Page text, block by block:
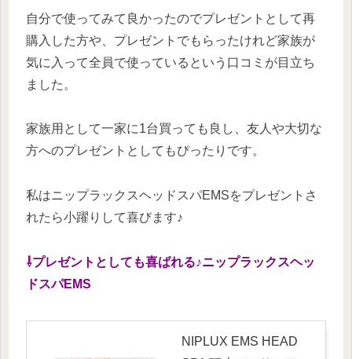
自分で使ってみて良かったのでプレゼントとして再
購入した方や、プレゼントでもらったけれど家族が
気に入って全員で使っているという口コミが目立ち
ました。
家族用として一家に1台買っても良し、友人や大切な
方へのプレゼントとしてもぴったりです。
私はニップラックスヘッドスパEMSをプレゼントさ
れたら小躍りして喜びます♪
⇩プレゼントとしても喜ばれる♪ニップラックスヘッ
ドスパEMS
NIPLUX EMS HEAD